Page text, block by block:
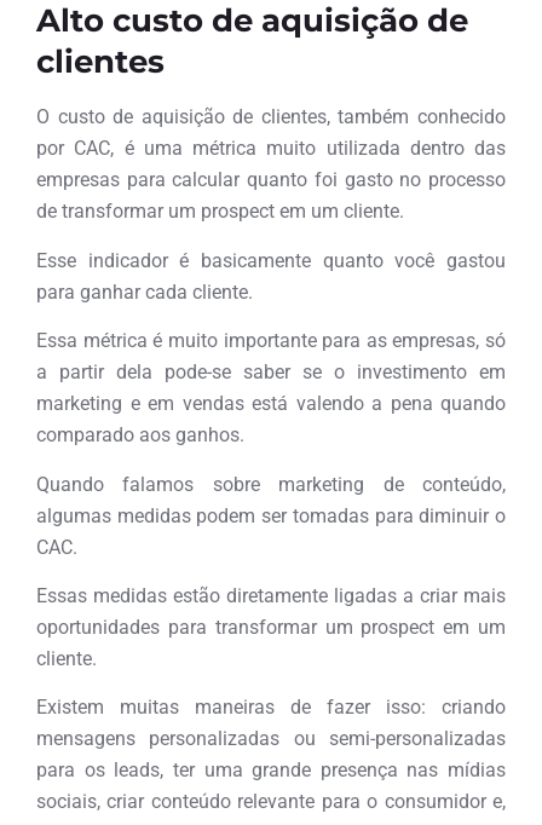
Alto custo de aquisição de
clientes
O custo de aquisição de clientes, também conhecido
por CAC, é uma métrica muito utilizada dentro das
empresas para calcular quanto foi gasto no processo
de transformar um prospect em um cliente.
Esse indicador é basicamente quanto você gastou
para ganhar cada cliente.
Essa métrica é muito importante para as empresas, só
a partir dela pode-se saber se o investimento em
marketing e em vendas está valendo a pena quando
comparado aos ganhos.
Quando falamos sobre marketing de conteúdo,
algumas medidas podem ser tomadas para diminuir o
CAC.
Essas medidas estão diretamente ligadas a criar mais
oportunidades para transformar um prospect em um
cliente.
Existem muitas maneiras de fazer isso: criando
mensagens personalizadas ou semi-personalizadas
para os leads, ter uma grande presença nas mídias
sociais, criar conteúdo relevante para o consumidor e,